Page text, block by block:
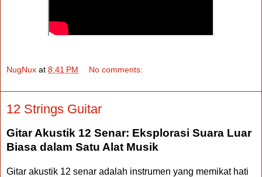
NugNux at 8:41 PM No comments:
12 Strings Guitar
Gitar Akustik 12 Senar: Eksplorasi Suara Luar
Biasa dalam Satu Alat Musik
Gitar akustik 12 senar adalah instrumen yang memikat hati